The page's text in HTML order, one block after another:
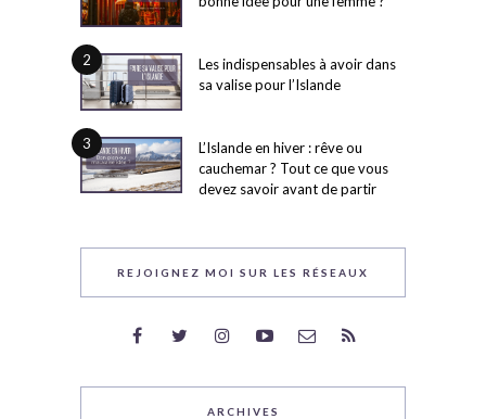
2
Les indispensables à avoir dans
sa valise pour l’Islande
3
L’Islande en hiver : rêve ou
cauchemar ? Tout ce que vous
devez savoir avant de partir
REJOIGNEZ MOI SUR LES RÉSEAUX
ARCHIVES